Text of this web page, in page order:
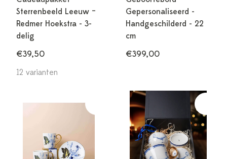
Sterrenbeeld Leeuw –
Redmer Hoekstra - 3-
delig
€39,50
12 varianten
Gepersonaliseerd -
Handgeschilderd - 22
cm
€399,00